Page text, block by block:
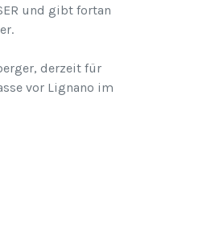
und gibt fortan
derzeit für
vor Lignano im